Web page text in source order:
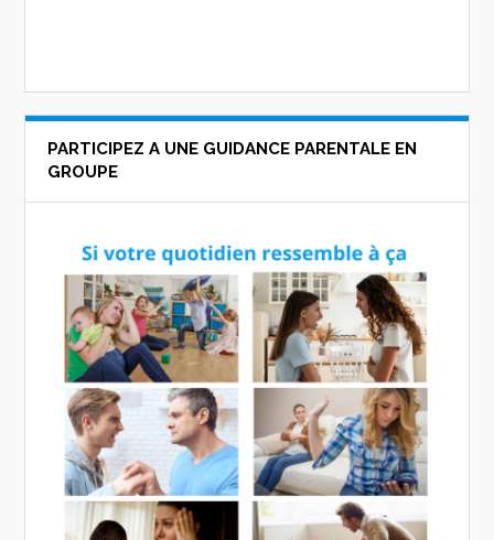
PARTICIPEZ A UNE GUIDANCE PARENTALE EN
GROUPE